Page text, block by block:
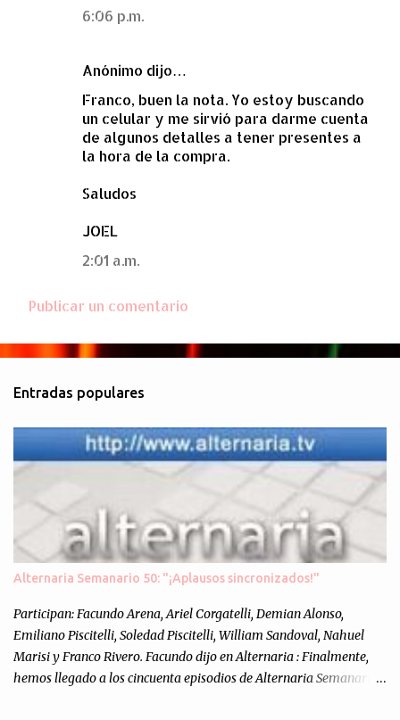
6:06 p.m.
Anónimo dijo…
Franco, buen la nota. Yo estoy buscando
un celular y me sirvió para darme cuenta
de algunos detalles a tener presentes a
la hora de la compra.
Saludos
JOEL
2:01 a.m.
Publicar un comentario
Entradas populares
Alternaria Semanario 50: "¡Aplausos sincronizados!"
Participan: Facundo Arena, Ariel Corgatelli, Demian Alonso,
Emiliano Piscitelli, Soledad Piscitelli, William Sandoval, Nahuel
Marisi y Franco Rivero. Facundo dijo en Alternaria : Finalmente,
hemos llegado a los cincuenta episodios de Alternaria Semanario.